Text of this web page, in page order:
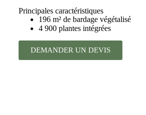
Principales caractéristiques
196 m² de bardage végétalisé
4 900 plantes intégrées
DEMANDER UN DEVIS